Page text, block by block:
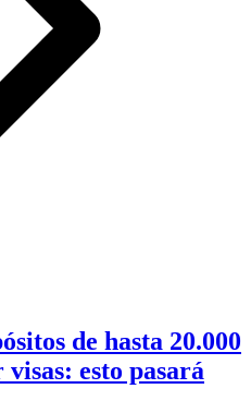
de hasta 20.000
esto pasará